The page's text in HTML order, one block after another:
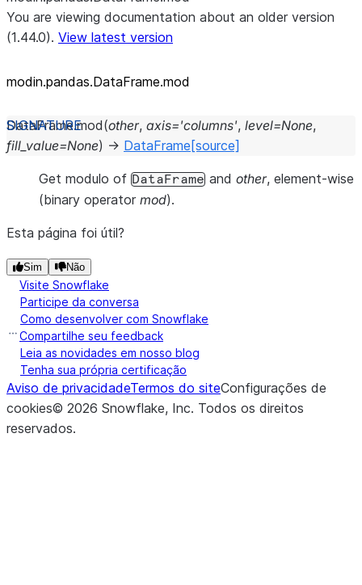
You are viewing documentation about an older version
(1.44.0). View latest version
modin.pandas.DataFrame.mod
DataFrame.mod(other, axis='columns', level=None,
fill_value=None) → DataFrame [source]
Get modulo of DataFrame and other, element-wise
(binary operator mod).
Esta página foi útil?
Sim Não
Visite Snowflake
Participe da conversa
Como desenvolver com Snowflake
Compartilhe seu feedback
Leia as novidades em nosso blog
Tenha sua própria certificação
Aviso de privacidadeTermos do siteConfigurações de
cookies© 2026 Snowflake, Inc. Todos os direitos
reservados.